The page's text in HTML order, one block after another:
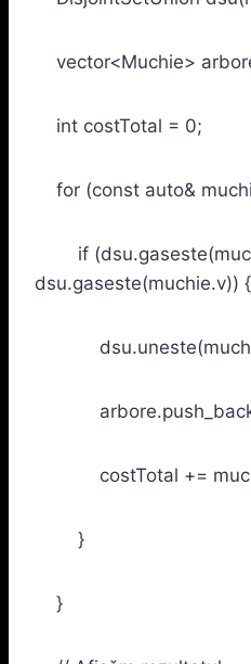
vector<Muchie>
int costTotal = 0;
for (const auto&
if
dsu.gaseste(muchie.v)) {
costTotal +=
}
}